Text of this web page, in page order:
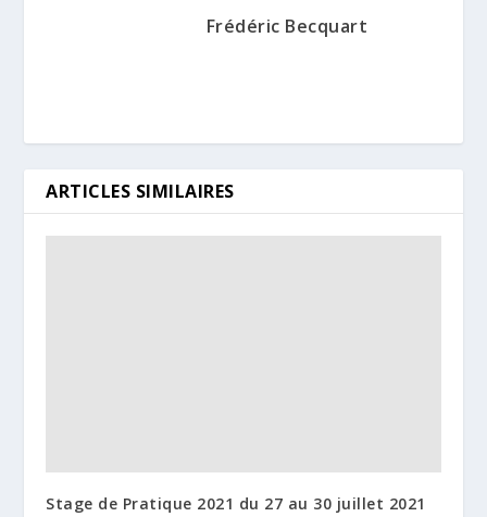
Frédéric Becquart
ARTICLES SIMILAIRES
Stage de Pratique 2021 du 27 au 30 juillet 2021